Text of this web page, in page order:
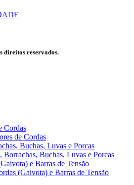
direitos reservados.
Cordas
de Cordas
Buchas, Luvas e Porcas
Borrachas, Buchas, Luvas e Porcas
e Barras de Tensão
(Gaivota) e Barras de Tensão